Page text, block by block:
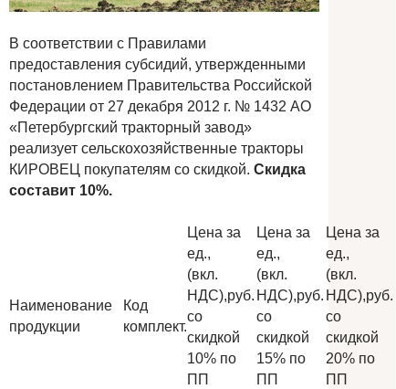
В соответствии с Правилами
предоставления субсидий, утвержденными
постановлением Правительства Российской
Федерации от 27 декабря 2012 г. № 1432 АО
«Петербургский тракторный завод»
реализует сельскохозяйственные тракторы
КИРОВЕЦ покупателям со скидкой. Скидка
составит 10%.
Наименование
продукции
Код
комплект.
Цена за
ед.,
(вкл.
НДС),руб.
со
скидкой
10% по
ПП
Цена за
ед.,
(вкл.
НДС),руб.
со
скидкой
15% по
ПП
Цена за
ед.,
(вкл.
НДС),руб.
со
скидкой
20% по
ПП